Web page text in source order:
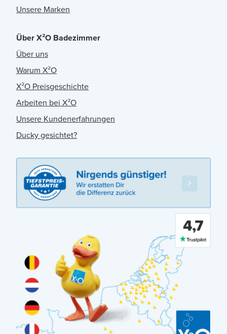
Unsere Marken
Über X²O Badezimmer
Über uns
Warum X²O
X²O Preisgeschichte
Arbeiten bei X²O
Unsere Kundenerfahrungen
Ducky gesichtet?